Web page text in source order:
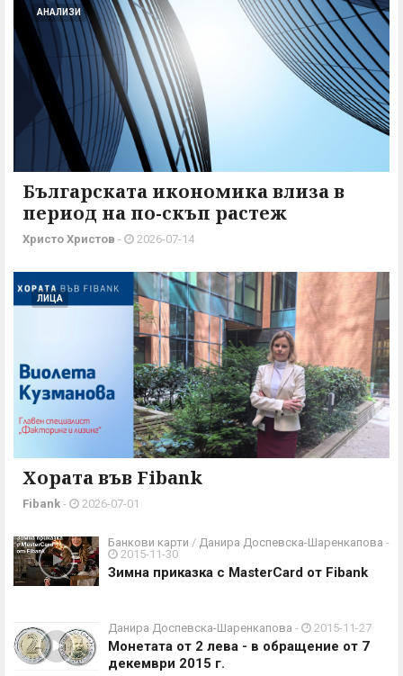
АНАЛИЗИ
Българската икономика влиза в
период на по-скъп растеж
Христо Христов - 2026-07-14
ЛИЦА
Хората във Fibank
Fibank - 2026-07-01
Банкови карти / Данира Доспевска-Шаренкапова -
2015-11-30
Зимна приказка с MasterCard от Fibank
Данира Доспевска-Шаренкапова - 2015-11-27
Монетата от 2 лева - в обращение от 7
декември 2015 г.